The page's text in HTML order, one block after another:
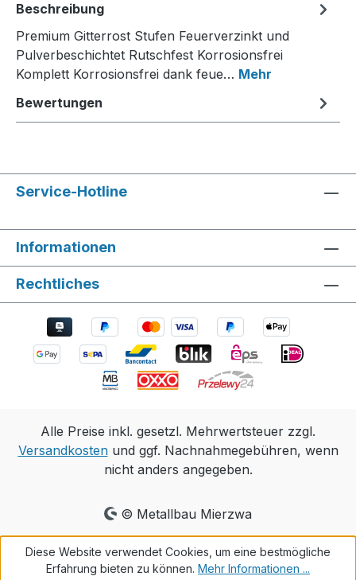
Beschreibung
Premium Gitterrost Stufen Feuerverzinkt und
Pulverbeschichtet Rutschfest Korrosionsfrei
Komplett Korrosionsfrei dank feue… Mehr
Bewertungen
Service-Hotline
Informationen
Rechtliches
Alle Preise inkl. gesetzl. Mehrwertsteuer zzgl.
Versandkostenund ggf. Nachnahmegebühren, wenn
nicht anders angegeben.
© Metallbau Mierzwa
Diese Website verwendet Cookies, um eine bestmögliche
Erfahrung bieten zu können. Mehr Informationen ...